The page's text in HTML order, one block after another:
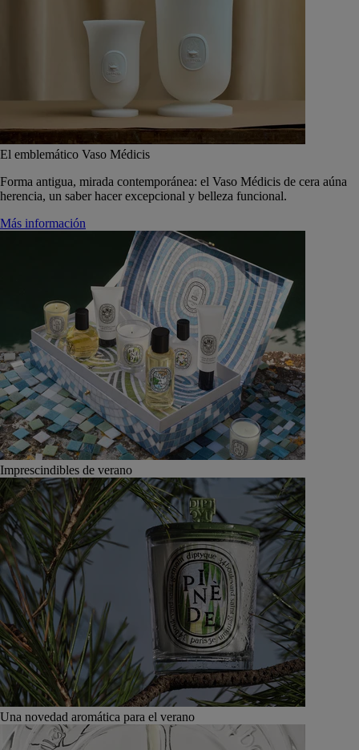
El emblemático Vaso Médicis
Forma antigua, mirada contemporánea: el Vaso Médicis de cera aúna
herencia, un saber hacer excepcional y belleza funcional.
Más información
Imprescindibles de verano
Una novedad aromática para el verano